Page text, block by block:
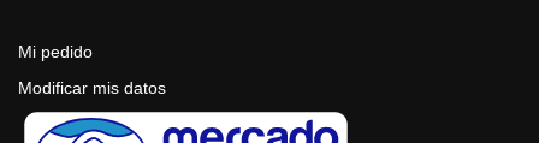
Mi pedido
Modificar mis datos